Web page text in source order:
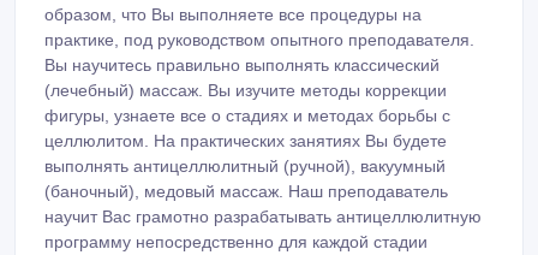
образом, что Вы выполняете все процедуры на
практике, под руководством опытного преподавателя.
Вы научитесь правильно выполнять классический
(лечебный) массаж. Вы изучите методы коррекции
фигуры, узнаете все о стадиях и методах борьбы с
целлюлитом. На практических занятиях Вы будете
выполнять антицеллюлитный (ручной), вакуумный
(баночный), медовый массаж. Наш преподаватель
научит Вас грамотно разрабатывать антицеллюлитную
программу непосредственно для каждой стадии